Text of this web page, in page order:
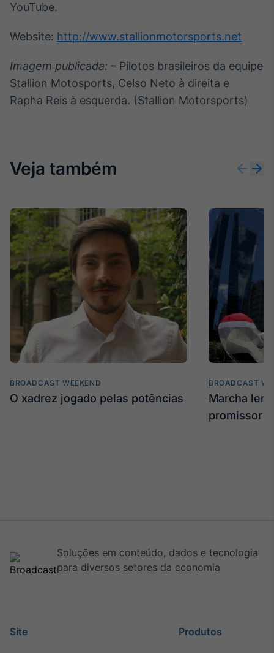
YouTube.
Website: http://www.stallionmotorsports.net
Imagem publicada: – Pilotos brasileiros da equipe
Stallion Motosports, Celso Neto à direita e
Rapha Reis à esquerda. (Stallion Motorsports)
Veja também
BROADCAST WEEKEND
O xadrez jogado pelas potências
BROADCAST
Marcha
promissor
Soluções em conteúdo, dados e tecnologia
para diversos setores da economia
Site Produtos